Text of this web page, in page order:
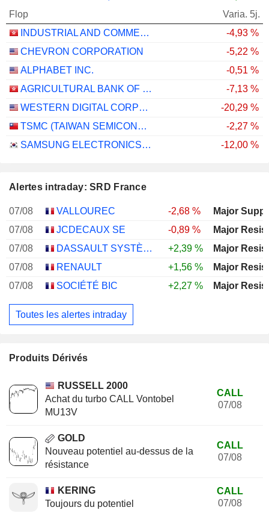
Flop
Varia. 5j.
INDUSTRIAL AND COMMERCIAL BANK OF CHINA LIMITED
-4,93 %
CHEVRON CORPORATION
-5,22 %
ALPHABET INC.
-0,51 %
AGRICULTURAL BANK OF CHINA LIMITED
-7,13 %
WESTERN DIGITAL CORPORATION
-20,29 %
TSMC (TAIWAN SEMICONDUCTOR MANUFACTURING COMPANY)
-2,27 %
SAMSUNG ELECTRONICS CO., LTD.
-12,00 %
Alertes intraday: SRD France
07/08 VALLOUREC -2,68 %
Major
07/08
JCDECAUX SE -0,89 %
Major
07/08
DASSAULT SYSTÈMES SE +2,39 %
Major
07/08
RENAULT +1,56 %
Major
07/08
SOCIÉTÉ BIC +2,27 % Major
Toutes les alertes intraday
Produits Dérivés
RUSSELL 2000
Achat du turbo CALL Vontobel
MU13V
CALL
07/08
GOLD
Nouveau potentiel au-dessus de la
résistance
CALL
07/08
KERING
Toujours du potentiel
CALL
07/08